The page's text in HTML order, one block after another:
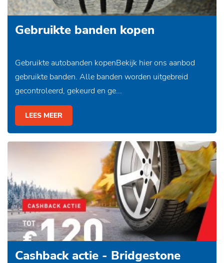
Gebruikte banden kopen
Gebruikte autobanden kopenBekijk hier ons aanbod
gebruikte banden. Alle banden worden uitgebreid
gecontroleerd, gekeurd en ge...
LEES MEER
Cashback actie - Bridgestone